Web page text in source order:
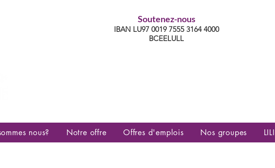
Soutenez-nous
IBAN LU97 0019 7555 3164 4000
BCEELULL
nous? Notre offre Offres d'emplois Nos groupes LILI